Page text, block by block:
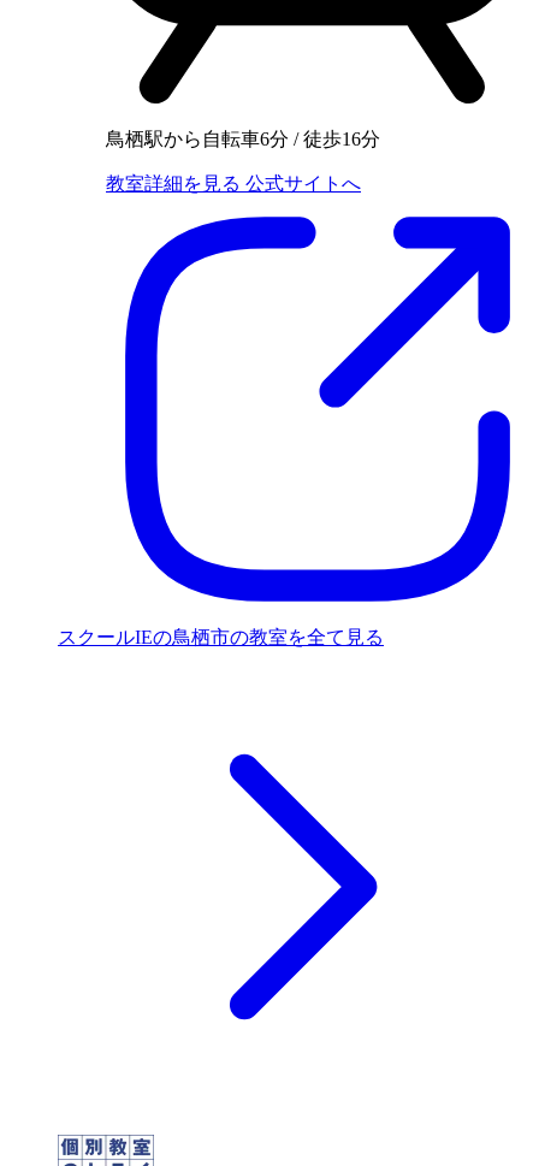
鳥栖駅から自転車6分 / 徒歩16分
教室詳細を見る 公式サイトへ
スクールIEの鳥栖市の教室を全て見る